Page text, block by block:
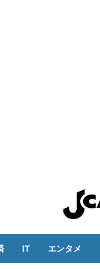
IT エンタメ